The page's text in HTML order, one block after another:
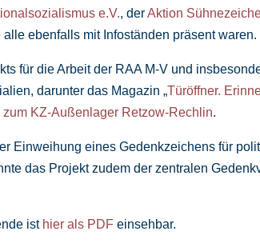
e.V., derAktion
alle ebenfalls mit Infoständen präsent waren.
für die Arbeit der RAA M-V und
darunter das Magazin „Türöffner.
KZ-Außenlager Retzow-Rechlin.
Einweihung eines Gedenkzeichens für
das Projekt zudem der zentralen
ist hier als PDF einsehbar.